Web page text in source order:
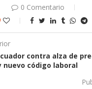
0 Comentario
contra alza de
nuevo código laboral